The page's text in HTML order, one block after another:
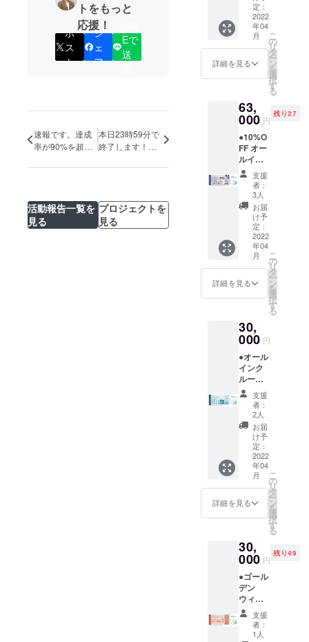
トをもっと
応援！
ポ
ス
ト
シ
ェ
ア
Eで
送
速報です。達成
率が90%を超え
本日23時59分で
終了します！最
ます！
活動報告一覧を
見る
プロジェクトを
見る
ラー)付
き。 平
日だけ
でな
金・
土・祝
も可
能。 ※
利用期
限は
【2023
年3月31
日】ま
でにな
りま
す。 ※
ご予約
は21年3
月頃よ
り受付
を開始
いただ
きます
※ご予約
時の
キャン
セリポ
リシー
は「前
日18時
以降の
キャン
セル・
ノー
ショー
100％」
とさせ
だきま
す。 ※
シーズ
ン
(12/24-
1/10、
5/1-
5/7、
8/1-31)
は利用
不可。
地元の
素材を
ふんだ
んに
使った
夕食、
飲み放
題。温
放題で
す。ロ
ゴ入り
モバイ
ルバッ
テリー
付き。
専属コ
ンシェ
ルジュ
(バト
ラー)付
日だけ
でなく
前日の
ご利用
も可
能。 ※
利用期
限は
【2022
年4月か
ら2023
年3月31
日】ま
でにな
りま
す。 ※
ご予約
は21年3
月頃よ
り受付
いただ
きます
（先着
順）。
※ご予約
時の
キャン
セリポ
リシー
ご宿泊
いただ
ける
「リ
ゾート
宿泊」
価格：2
名
70000
円〜）
です。
地元の
素材を
ふんだ
んに
使った
夕食、
朝食付
き。お
飲み物
飲み放
題。温
泉入り
モバイ
ルバッ
付き。
専属コ
ンシェ
ルジュ
(バト
ラー)付
き。 平
日だけ
でな
く、
金・
土・祝
ご利用
も可
限は
【2023
年3月31
日】ま
でにな
りま
す。 ※
ご予約
は21年3
ル型グ
ランピ
ングリ
ゾート
１泊２
日宿泊
券（ペ
ア）】
ナルモ
バイル
バッテ
リー ●
お礼の
メール
グラン
ドオー
プン後
にご宿
泊いた
だける
「リ
ゾート
宿泊」
チケッ
ト（通
価格：2
60000
円〜）
です。
地元の
素材を
ふんだ
んに
使った
夕食、
朝食付
き。お
飲み物
飲み放
題。温
泉入り
放題で
す。ロ
テリー
付き。
ンシェ
ルジュ
(バト
ラー)付
き。 ※
利用期
定：
2022
年04
月
詳細を見る
こ
の
リ
タ
ー
ン
を
選
択
す
る
63,
000 円
残り27
●10%O
FF オー
ルイン
クルー
シブ付
【ドー
ムホテ
ル型グ
ランピ
ングリ
ゾート
１泊２
日宿泊
券（ペ
ア）
オリジ
ナルモ
バイル
バッテ
リー ●
お礼の
メール
◆グラ
ンド
オープ
ン後に
ご宿泊
いただ
ける
「リ
ゾート
宿泊」
価格：2
名
70000
円〜）
です。
地元の
素材を
ふんだ
んに
支援
者：
3人
お届
け予
定：
2022
年04
月
詳細を見る
こ
の
リ
タ
ー
ン
を
選
択
す
る
30,
000 円
●オール
インク
ルーシ
ブ付き
【ドー
ムホテ
ル型グ
ランピ
ングリ
ゾート
１泊２
日宿泊
券」人
数追加
チケッ
ト】 ●
ナルモ
バイル
バッテ
リー ●
お礼の
メール
◆3名さ
ま以上
でご宿
支援
者：
2人
お届
け予
定：
2022
年04
月
詳細を見る
こ
の
リ
タ
ー
ン
を
選
択
す
る
30,
000 円
残り49
●ゴール
デン
ウィー
クに宿
泊でき
る権利
支援
者：
1人